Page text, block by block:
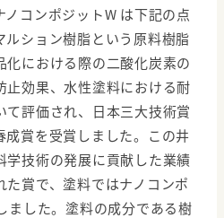
コンポジットW は下記の点
ルション樹脂という原料樹脂
化における際の二酸化炭素の
止効果、水性塗料における耐
評価され、日本三大技術賞
賞を受賞しました。この井
学技術の発展に貢献した業績
賞で、塗料ではナノコンポ
ました。塗料の成分である樹